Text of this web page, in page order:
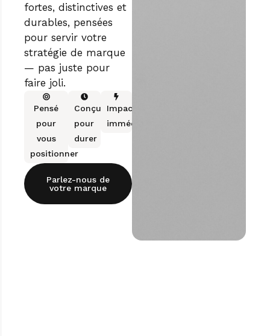
fortes, distinctives et
durables, pensées
pour servir votre
stratégie de marque
— pas juste pour
faire joli.
Pensé
pour
vous
positionner
Conçu
pour
durer
Impact
immédiat
Parlez-nous de
votre marque